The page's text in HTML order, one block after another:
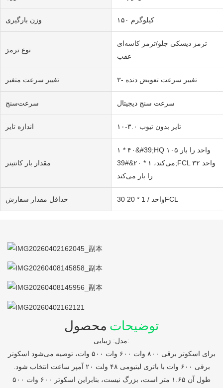
وزن بارگیری ۱۵۰ کیلوگرم
نوع ترمز
ترمز دیسکی جلو/ترمز کاسه‌ای
عقب
تغییر سرعت متغیر ۳- تغییر سرعت تعویض دنده
سرعت‌سنج سرعت سنج دیجیتال
اندازه تایر تایر بدون تیوب ۳.۰-۱۰
مقدار بار کانتینر
۱ * ۴۰&#39;HQ ۱۰۵ واحد را بار
می‌کند، ۱ * ۲۰&#39;FCL ۳۲ واحد
را بار می‌کند
حداقل مقدار سفارش 30 واحد / 1 * 20FCL
توضیحات محصول
مدل: زیبایی:
برای اسکوتر برقی ۸۰۰ وات ۶۰۰ وات ۵۰۰ وات، توصیه می‌شود اسکوتر
برقی ۶۰۰ وات با باتری لیتیومی ۴۸ ولت ۲۰ آمپر ساعت انتخاب شود.
طول آن ۱.۶۵ متر است، بزرگ نیست، بنابراین اسکوتر ۶۰۰ وات ۵۰۰